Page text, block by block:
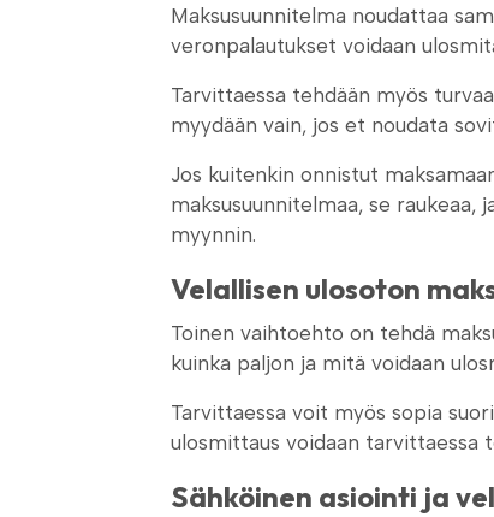
Maksusuunnitelma noudattaa
veronpalautukset voidaan
Tarvittaessa tehdään myös
myydään vain, jos et noudata
Jos kuitenkin onnistut
maksusuunnitelmaa, se
myynnin.
Velallisen ulosoton
Toinen vaihtoehto on tehdä
kuinka paljon ja mitä voidaan
Tarvittaessa voit myös sopia
ulosmittaus voidaan tarvittaessa
Sähköinen asiointi ja